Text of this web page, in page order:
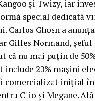
şi Twizy, iar
special dedicată
Carlos Ghosn a
Gilles Normand,
că nu mai puţin de
include 20% maşini
comercializat iniţial
Clio şi Megane.